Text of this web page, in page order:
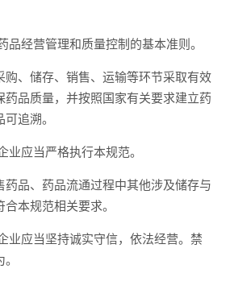
经营管理和质量控制的基本准则。
、储存、销售、运输等环节采取有效
药品质量，并按照国家有关要求建立药
追溯。
应当严格执行本规范。
品、药品流通过程中其他涉及储存与
本规范相关要求。
应当坚持诚实守信，依法经营。禁